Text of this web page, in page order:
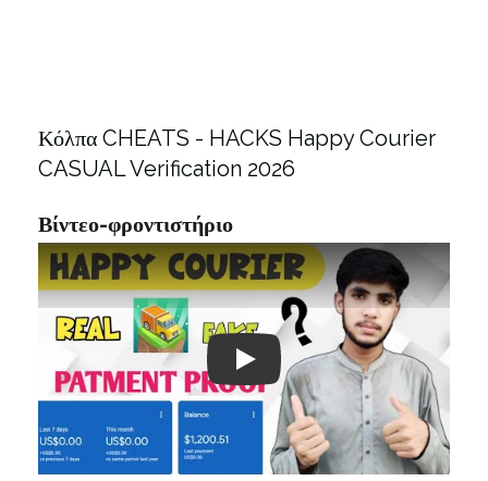
Κόλπα CHEATS - HACKS Happy Courier
CASUAL Verification 2026
Βίντεο-φροντιστήριο
Play: Keynote (Google I/O '18)